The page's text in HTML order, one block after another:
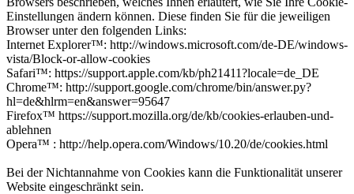
Einstellungen ändern können. Diese finden Sie für die jeweiligen
Browser unter den folgenden Links:
Internet Explorer™: http://windows.microsoft.com/de-DE/windows-
vista/Block-or-allow-cookies
Safari™: https://support.apple.com/kb/ph21411?locale=de_DE
Chrome™: http://support.google.com/chrome/bin/answer.py?
hl=de&hlrm=en&answer=95647
Firefox™ https://support.mozilla.org/de/kb/cookies-erlauben-und-
ablehnen
Opera™ : http://help.opera.com/Windows/10.20/de/cookies.html
Bei der Nichtannahme von Cookies kann die Funktionalität unserer
Website eingeschränkt sein.